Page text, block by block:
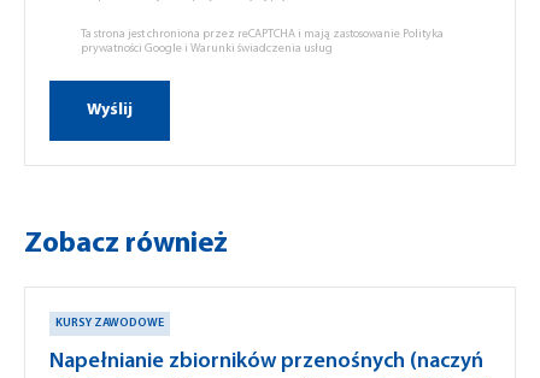
Ta strona jest chroniona przez reCAPTCHA i mają zastosowanie Polityka
prywatności Google i Warunki świadczenia usług
Zobacz również
KURSY ZAWODOWE
Napełnianie zbiorników przenośnych (naczyń